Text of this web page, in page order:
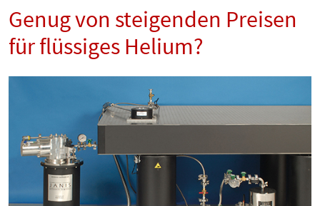
Genug von steigenden Preisen
für flüssiges Helium?